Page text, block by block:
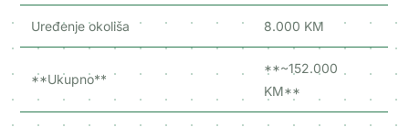
Uređenje okoliša 8.000 KM
**Ukupno**
**~152.000
KM**